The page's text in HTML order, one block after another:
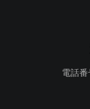
電話